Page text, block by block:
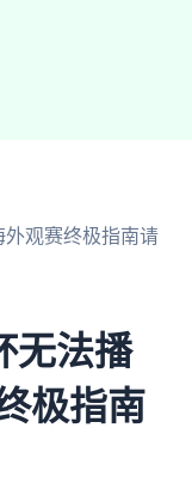
观赛终极指南请
无法播
极指南